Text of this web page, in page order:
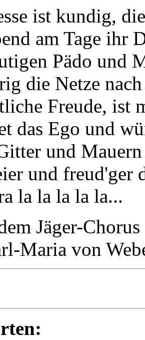
ist kundig,
am Tage ihr
Pädo und
die Netze
Freude, ist
das Ego und
und
und freud'ger
la la la la la...
Jäger-
Maria von